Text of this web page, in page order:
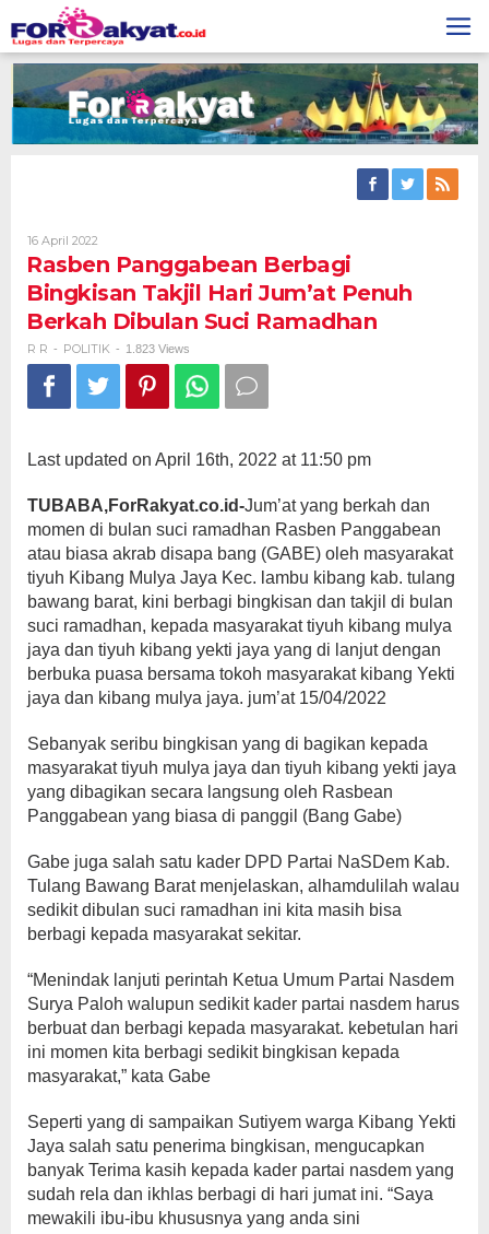
to
content
16 April 2022
R
Rasben Panggabean Berbagi
Bingkisan Takjil Hari Jum’at Penuh
Berkah Dibulan Suci Ramadhan
R R - POLITIK - 1.823 Views
Last updated on April 16th, 2022 at 11:50 pm
TUBABA,ForRakyat.co.id-Jum’at yang berkah dan
momen di bulan suci ramadhan Rasben Panggabean
atau biasa akrab disapa bang (GABE) oleh masyarakat
tiyuh Kibang Mulya Jaya Kec. lambu kibang kab. tulang
bawang barat, kini berbagi bingkisan dan takjil di bulan
suci ramadhan, kepada masyarakat tiyuh kibang mulya
jaya dan tiyuh kibang yekti jaya yang di lanjut dengan
berbuka puasa bersama tokoh masyarakat kibang Yekti
jaya dan kibang mulya jaya. jum’at 15/04/2022
Sebanyak seribu bingkisan yang di bagikan kepada
masyarakat tiyuh mulya jaya dan tiyuh kibang yekti jaya
yang dibagikan secara langsung oleh Rasbean
Panggabean yang biasa di panggil (Bang Gabe)
Gabe juga salah satu kader DPD Partai NaSDem Kab.
Tulang Bawang Barat menjelaskan, alhamdulilah walau
sedikit dibulan suci ramadhan ini kita masih bisa
berbagi kepada masyarakat sekitar.
“Menindak lanjuti perintah Ketua Umum Partai Nasdem
Surya Paloh walupun sedikit kader partai nasdem harus
berbuat dan berbagi kepada masyarakat. kebetulan hari
ini momen kita berbagi sedikit bingkisan kepada
masyarakat,” kata Gabe
Seperti yang di sampaikan Sutiyem warga Kibang Yekti
Jaya salah satu penerima bingkisan, mengucapkan
banyak Terima kasih kepada kader partai nasdem yang
sudah rela dan ikhlas berbagi di hari jumat ini. “Saya
mewakili ibu-ibu khususnya yang anda sini